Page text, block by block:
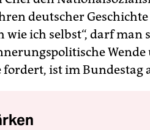
deutscher
wie ich selbst“, darf man
Wende
fordert, ist im Bundestag